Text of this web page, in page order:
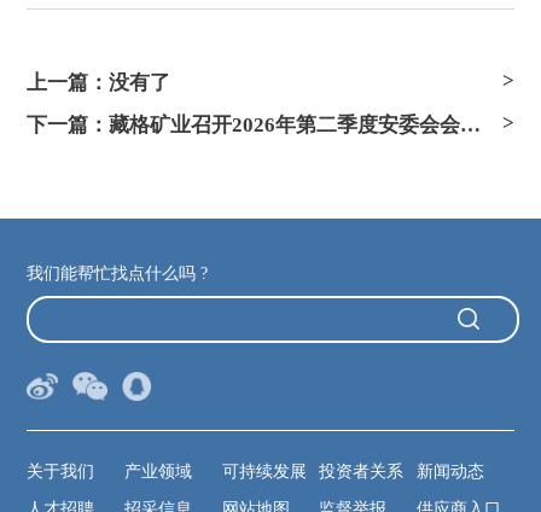
上一篇：没有了
下一篇：藏格矿业召开2026年第二季度安委会会议暨“安全生产月”启动会
我们能帮忙找点什么吗 ?
关于我们 产业领域 可持续发展 投资者关系
新闻动态